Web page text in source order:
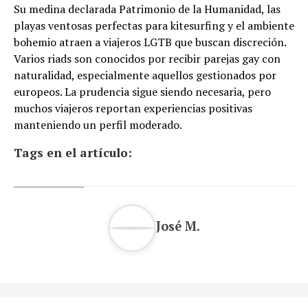
Su medina declarada Patrimonio de la Humanidad, las
playas ventosas perfectas para kitesurfing y el ambiente
bohemio atraen a viajeros LGTB que buscan discreción.
Varios riads son conocidos por recibir parejas gay con
naturalidad, especialmente aquellos gestionados por
europeos. La prudencia sigue siendo necesaria, pero
muchos viajeros reportan experiencias positivas
manteniendo un perfil moderado.
Tags en el artículo:
José M.